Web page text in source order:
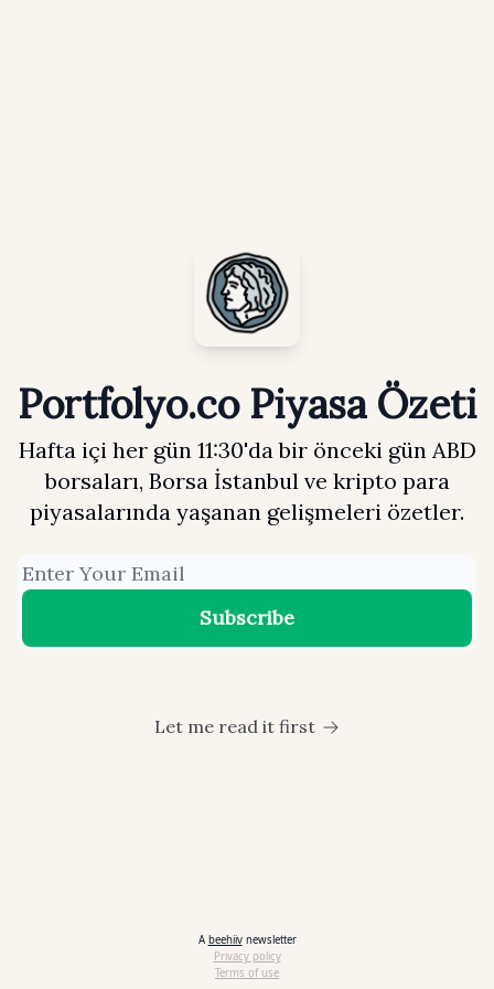
Portfolyo.co Piyasa Özeti
Hafta içi her gün 11:30'da bir önceki gün ABD
borsaları, Borsa İstanbul ve kripto para
piyasalarında yaşanan gelişmeleri özetler.
Let me read it first
A beehiivnewsletter
Privacy policy
Terms of use